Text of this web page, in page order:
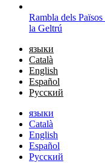
Rambla dels
la Geltrú
языки
Català
English
Español
Русский
языки
Català
English
Español
Русский